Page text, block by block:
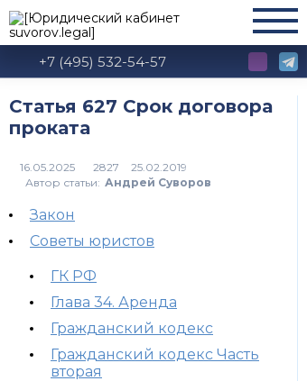
+7 (495) 532-54-57
Статья 627 Срок договора
проката
2827
Автор статьи: Андрей Суворов
Закон
Советы юристов
ГК РФ
Глава 34. Аренда
Гражданский кодекс
Гражданский кодекс Часть
вторая